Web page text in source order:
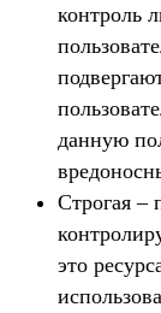
контроль
данную
Строгая –
это